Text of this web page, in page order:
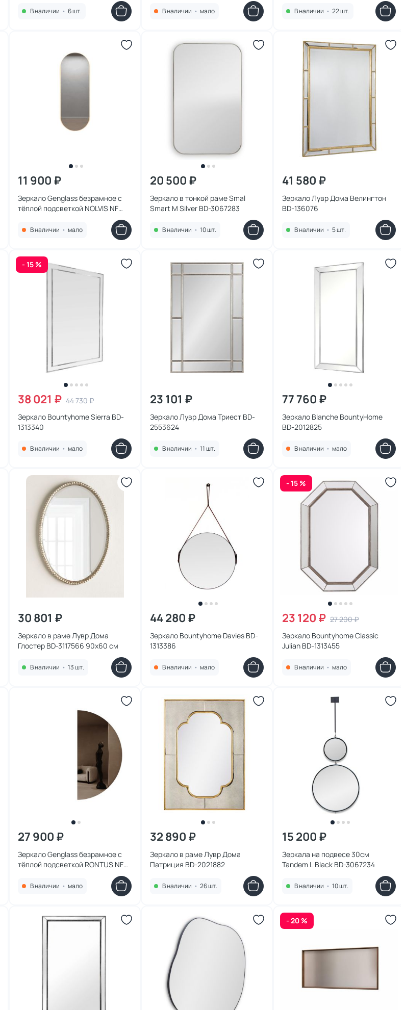
В наличии • 6 шт. В наличии • мало В наличии • 22 шт.
11 900 ₽
Зеркало Genglass безрамное с
тёплой подсветкой NOLVIS NF
LED M, 135 x 50 см BD-2374147
В наличии • мало
20 500 ₽
Зеркало в тонкой раме Smal
Smart M Silver BD-3067283
В наличии • 10 шт.
41 580 ₽
Зеркало Лувр Дома Велингтон
BD-136076
В наличии • 5 шт.
- 15 %
38 021 ₽ 44 730 ₽
Зеркало Bountyhome Sierra BD-
1313340
В наличии • мало
23 101 ₽
Зеркало Лувр Дома Триест BD-
2553624
В наличии • 11 шт.
77 760 ₽
Зеркало Blanche BountyHome
BD-2012825
В наличии • мало
30 801 ₽
Зеркало в раме Лувр Дома
Глостер BD-3117566 90х60 см
В наличии • 13 шт.
44 280 ₽
Зеркало Bountyhome Davies BD-
1313386
В наличии • мало
- 15 %
23 120 ₽ 27 200 ₽
Зеркало Bountyhome Classic
Julian BD-1313455
В наличии • мало
27 900 ₽
Зеркало Genglass безрамное с
тёплой подсветкой RONTUS NF
LED XL, 200 х 100 см BD-3044172
В наличии • мало
32 890 ₽
Зеркало в раме Лувр Дома
Патриция BD-2021882
В наличии • 26 шт.
15 200 ₽
Зеркала на подвесе 30см
Tandem L Black BD-3067234
В наличии • 10 шт.
- 20 %